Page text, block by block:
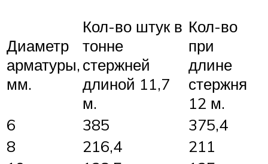
Диаметр
арматуры,
мм.
Кол-во штук в
тонне
стержней
длиной 11,7
м.
Кол-во
при
длине
стержня
12 м.
6
385
375,4
8
216,4
211